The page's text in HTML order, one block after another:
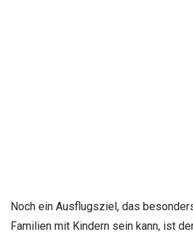
Noch ein Ausflugsziel, das
Familien mit Kindern sein kann, ist